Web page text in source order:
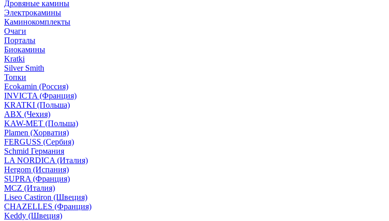
Дровяные камины
Электрокамины
Каминокомплекты
Очаги
Порталы
Биокамины
Kratki
Silver Smith
Топки
Ecokamin (Россия)
INVICTA (Франция)
KRATKI (Польша)
ABX (Чехия)
KAW-MET (Польша)
Plamen (Хорватия)
FERGUSS (Сербия)
Schmid Германия
LA NORDICA (Италия)
Hergom (Испания)
SUPRA (Франция)
MCZ (Италия)
Liseo Castiron (Швеция)
CHAZELLES (Франция)
Keddy (Швеция)